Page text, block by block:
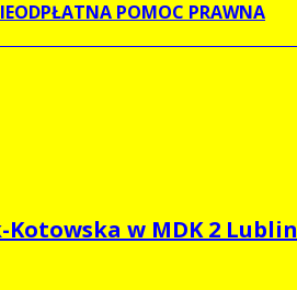
POMOC PRAWNA
w MDK 2 Lublin